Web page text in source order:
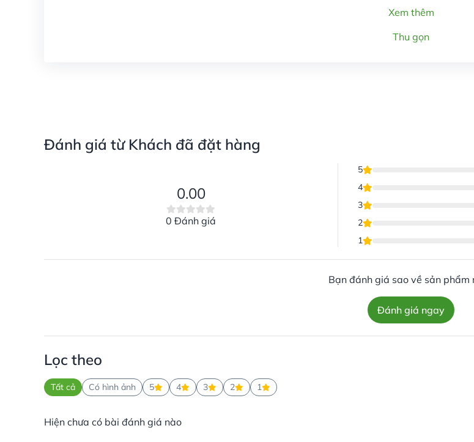
Xem thêm
Thu gọn
Đánh giá từ Khách đã đặt hàng
0.00
0 Đánh giá
5
4
3
2
1
Bạn đánh giá sao về sản phẩm
Đánh giá ngay
Lọc theo
Tất cả Có hình ảnh 5 4 3 2 1
Hiện chưa có bài đánh giá nào